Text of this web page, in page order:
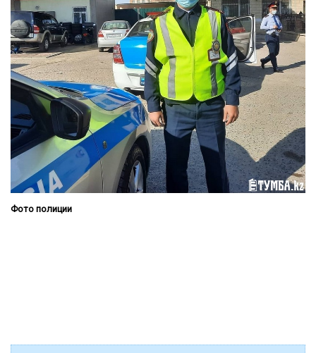
Фото полиции